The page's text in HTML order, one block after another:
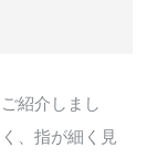
紹介しまし
、指が細く見